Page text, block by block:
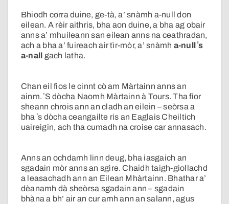
Bhiodh corra duine, ge-tà, a’ snàmh a-null don
eilean. A rèir aithris, bha aon duine, a bha ag obair
anns a’ mhuileann san eilean anns na ceathradan,
ach a bha a’ fuireach air tìr-mòr, a’ snàmh a-null ʼs
a-nall gach latha.
Chan eil fios le cinnt cò am Màrtainn anns an
ainm. ʼS dòcha Naomh Màrtainn à Tours. Tha fìor
sheann chrois ann an cladh an eilein – seòrsa a
bha ʼs dòcha ceangailte ris an Eaglais Cheiltich
uaireigin, ach tha cumadh na croise car annasach.
Anns an ochdamh linn deug, bha iasgaich an
sgadain mòr anns an sgìre. Chaidh taigh-giollachd
a leasachadh ann an Eilean Mhàrtainn. Bhathar a’
dèanamh dà sheòrsa sgadain ann – sgadain
bhàna a bh’ air an cur amh ann an salann, agus